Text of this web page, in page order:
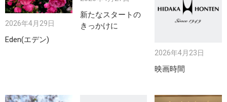
2026年4月29日
Eden(エデン)
新たなスタートの
きっかけに
2026年4月23日
映画時間